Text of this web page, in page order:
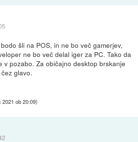
šli na POS, in ne bo več gamerjev,
ne bo več delal iger za PC. Tako da
v pozabo. Za običajno desktop brskanje
glavo.
2021 ob 20:09)